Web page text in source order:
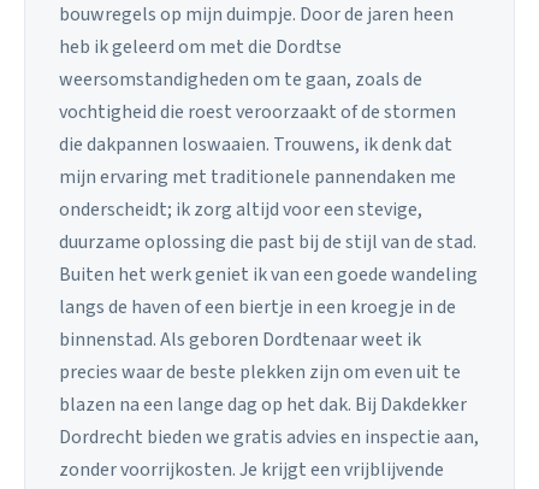
bouwregels op mijn duimpje. Door de jaren heen
heb ik geleerd om met die Dordtse
weersomstandigheden om te gaan, zoals de
vochtigheid die roest veroorzaakt of de stormen
die dakpannen loswaaien. Trouwens, ik denk dat
mijn ervaring met traditionele pannendaken me
onderscheidt; ik zorg altijd voor een stevige,
duurzame oplossing die past bij de stijl van de stad.
Buiten het werk geniet ik van een goede wandeling
langs de haven of een biertje in een kroegje in de
binnenstad. Als geboren Dordtenaar weet ik
precies waar de beste plekken zijn om even uit te
blazen na een lange dag op het dak. Bij Dakdekker
Dordrecht bieden we gratis advies en inspectie aan,
zonder voorrijkosten. Je krijgt een vrijblijvende